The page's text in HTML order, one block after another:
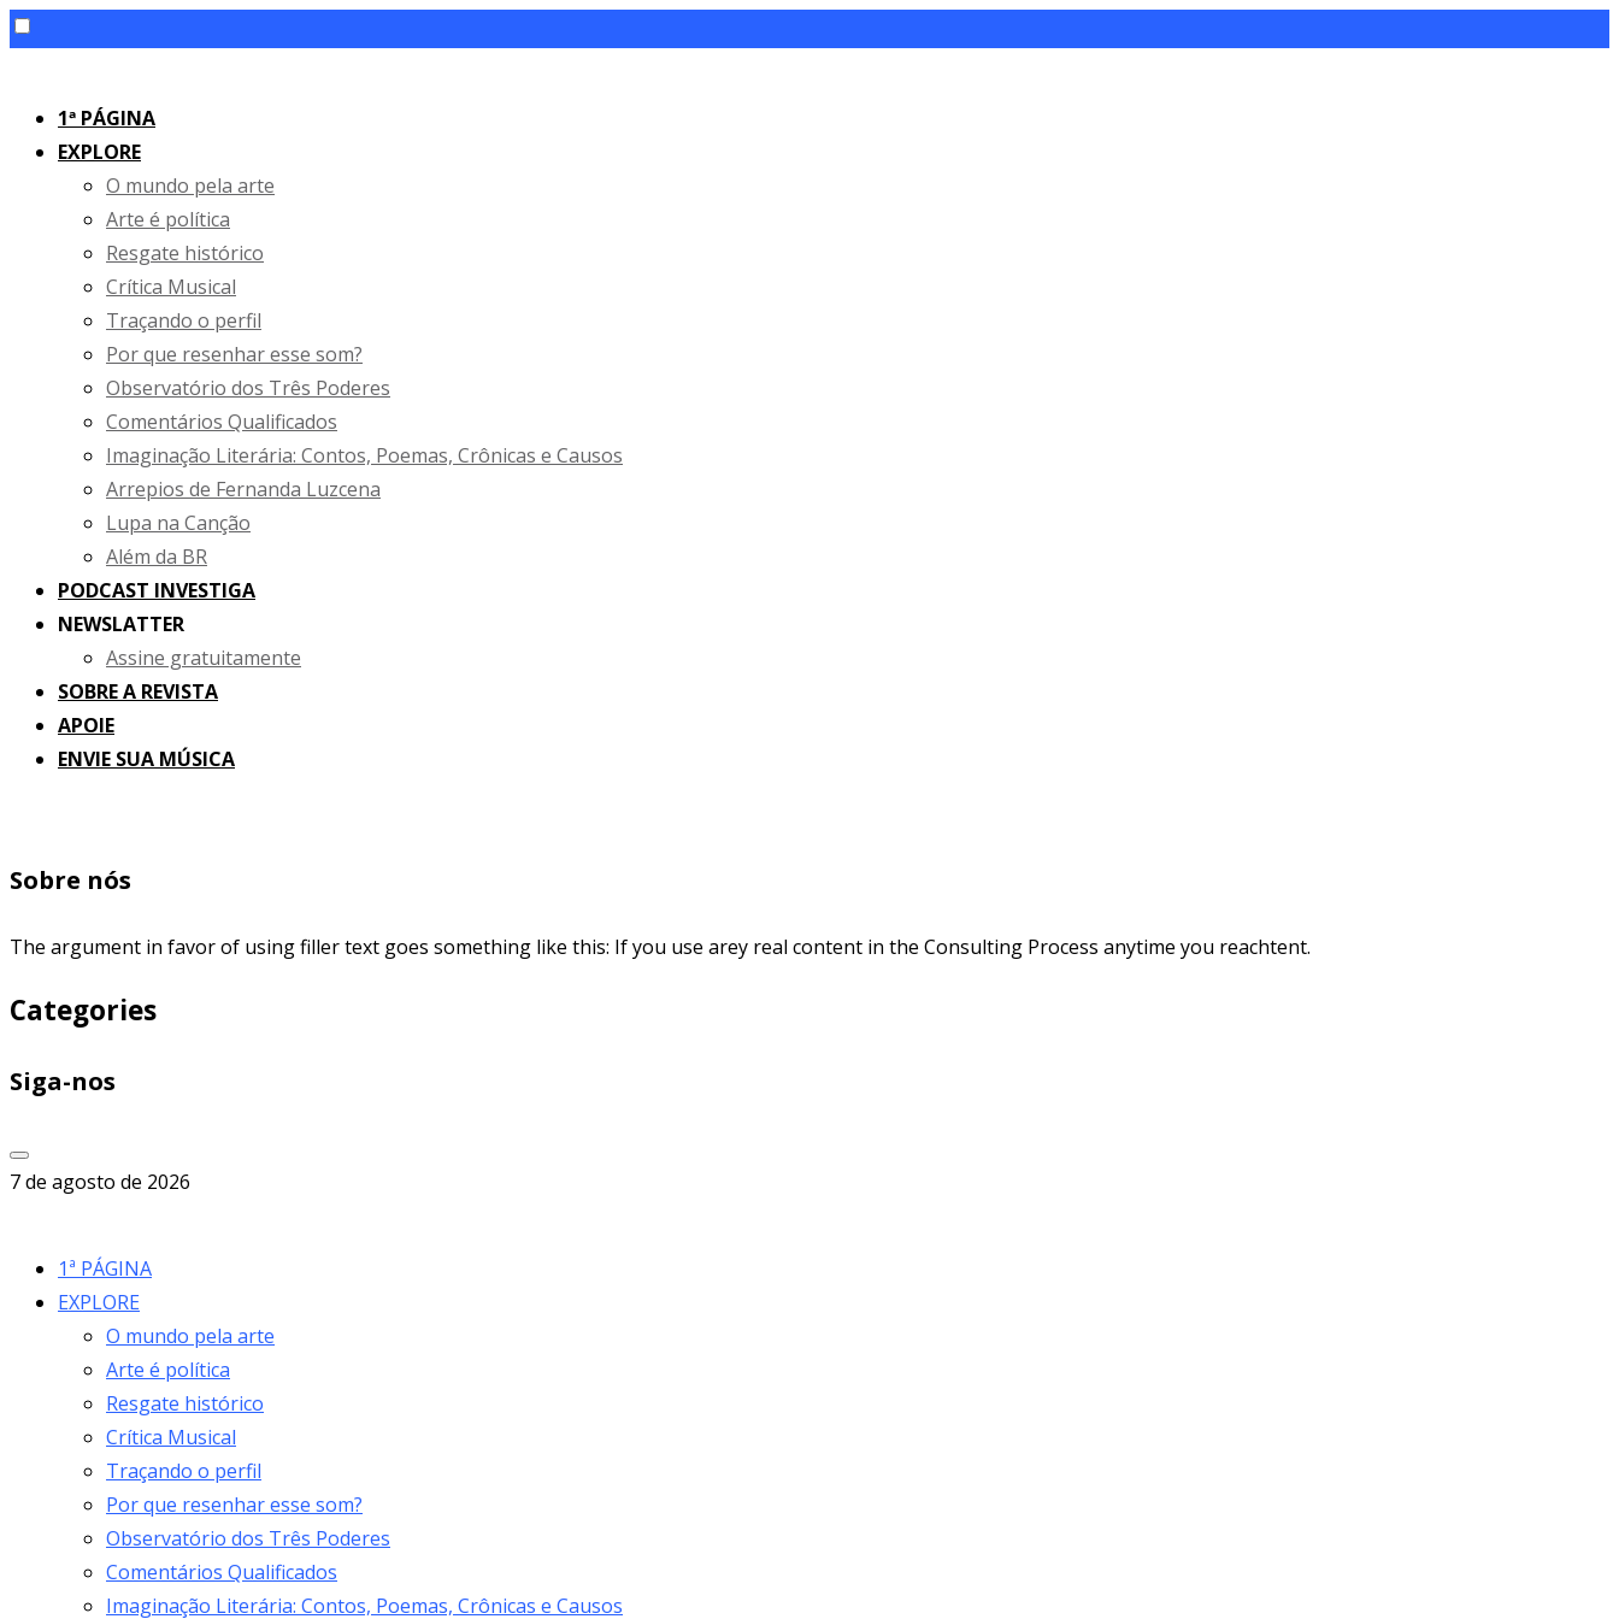
content1ª PÁGINA
EXPLORE
O mundo pela arte
Arte é política
Resgate histórico
Crítica Musical
Traçando o perfil
Por que resenhar esse som?
Observatório dos Três Poderes
Comentários Qualificados
Imaginação Literária: Contos, Poemas, Crônicas e Causos
Arrepios de Fernanda Luzcena
Lupa na Canção
Além da BR
PODCAST INVESTIGA
NEWSLATTER
Assine gratuitamente
SOBRE A REVISTA
APOIE
ENVIE SUA MÚSICA
Sobre nós
The argument in favor of using filler text goes something like this: If you use arey real content in the Consulting Process anytime you reachtent.
Categories
Siga-nos
7 de agosto de 2026
1ª PÁGINA
EXPLORE
O mundo pela arte
Arte é política
Resgate histórico
Crítica Musical
Traçando o perfil
Por que resenhar esse som?
Observatório dos Três Poderes
Comentários Qualificados
Imaginação Literária: Contos, Poemas, Crônicas e Causos